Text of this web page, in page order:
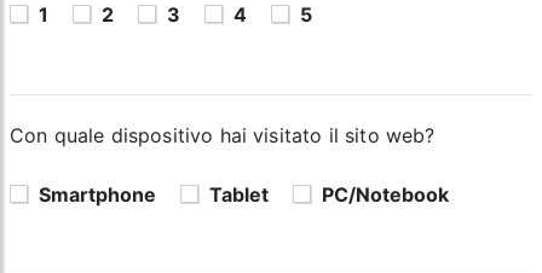
1 2 3 4 5
Con quale dispositivo hai visitato il sito web?
Smartphone Tablet PC/Notebook